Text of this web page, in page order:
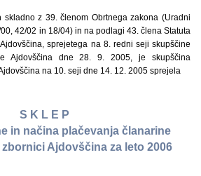
z 39. členom Obrtnega zakona (Uradni
42/02 in 18/04) in na podlagi 43. člena Statuta
sprejetega na 8. redni seji skupščine
Ajdovščina dne 28. 9. 2005, je skupščina
na 10. seji dne 14. 12. 2005 sprejela
S K L E P
in načina plačevanja članarine
Ajdovščina za leto 2006